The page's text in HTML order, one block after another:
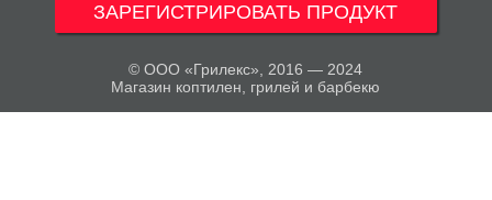
ЗАРЕГИСТРИРОВАТЬ ПРОДУКТ
© ООО «Грилекс», 2016 — 2024
Магазин коптилен, грилей и барбекю